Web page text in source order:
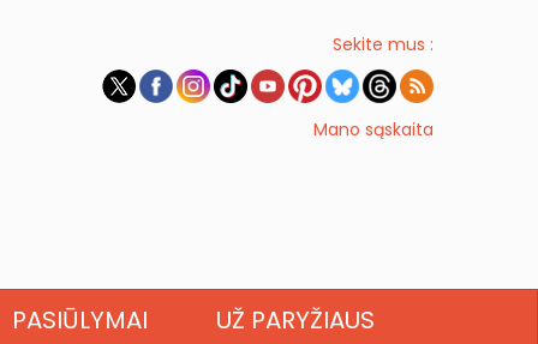
Sekite mus :
Mano sąskaita
PASIŪLYMAI UŽ PARYŽIAUS